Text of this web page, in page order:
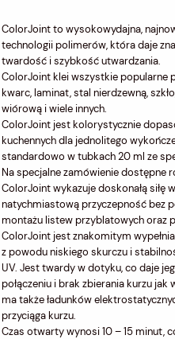
ColorJoint to wysokowydajna,
technologii polimerów, która daje
twardość i szybkość utwardzania.
ColorJoint klei wszystkie popularne
kwarc, laminat, stal nierdzewną,
wiórową i wiele innych.
ColorJoint jest kolorystycznie
kuchennych dla jednolitego
standardowo w tubkach 20 ml ze
Na specjalne zamówienie dostępne
ColorJoint wykazuje doskonałą siłę
natychmiastową przyczepność bez
montażu listew przyblatowych oraz
ColorJoint jest znakomitym
z powodu niskiego skurczu i
UV. Jest twardy w dotyku, co daje
połączeniu i brak zbierania kurzu jak
ma także ładunków
przyciąga kurzu.
Czas otwarty wynosi 10 – 15 minut,